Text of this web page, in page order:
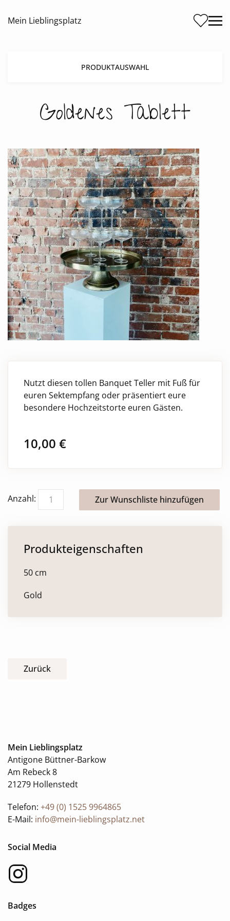
Mein Lieblingsplatz
PRODUKTAUSWAHL
Goldenes Tablett
Nutzt diesen tollen Banquet Teller mit Fuß für
euren Sektempfang oder präsentiert eure
besondere Hochzeitstorte euren Gästen.
10,00 €
Anzahl:
Produkteigenschaften
50 cm
Gold
Zurück
Mein Lieblingsplatz
Antigone Büttner-Barkow
Am Rebeck 8
21279 Hollenstedt
Telefon: +49 (0) 1525 9964865
E-Mail: info@mein-lieblingsplatz.net
Social Media
Badges